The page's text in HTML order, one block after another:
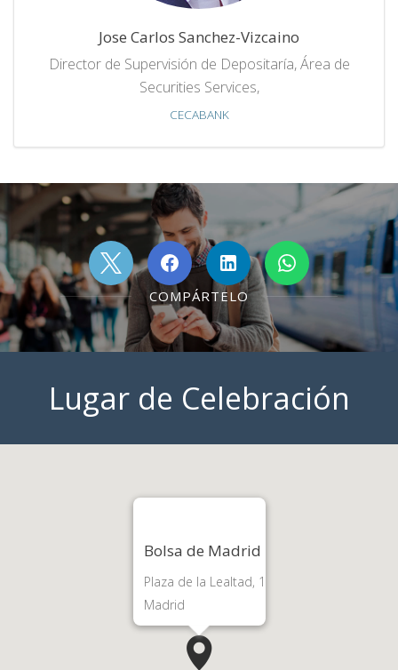
Jose Carlos Sanchez-Vizcaino
Director de Supervisión de Depositaría, Área de
Securities Services,
CECABANK
COMPÁRTELO
Lugar de Celebración
Bolsa de Madrid
Plaza de la Lealtad, 1
Madrid